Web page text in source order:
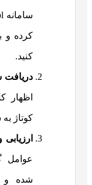
کرده و
کنید.
دریافت
اظهار
کوتاژ
عوامل
شده و